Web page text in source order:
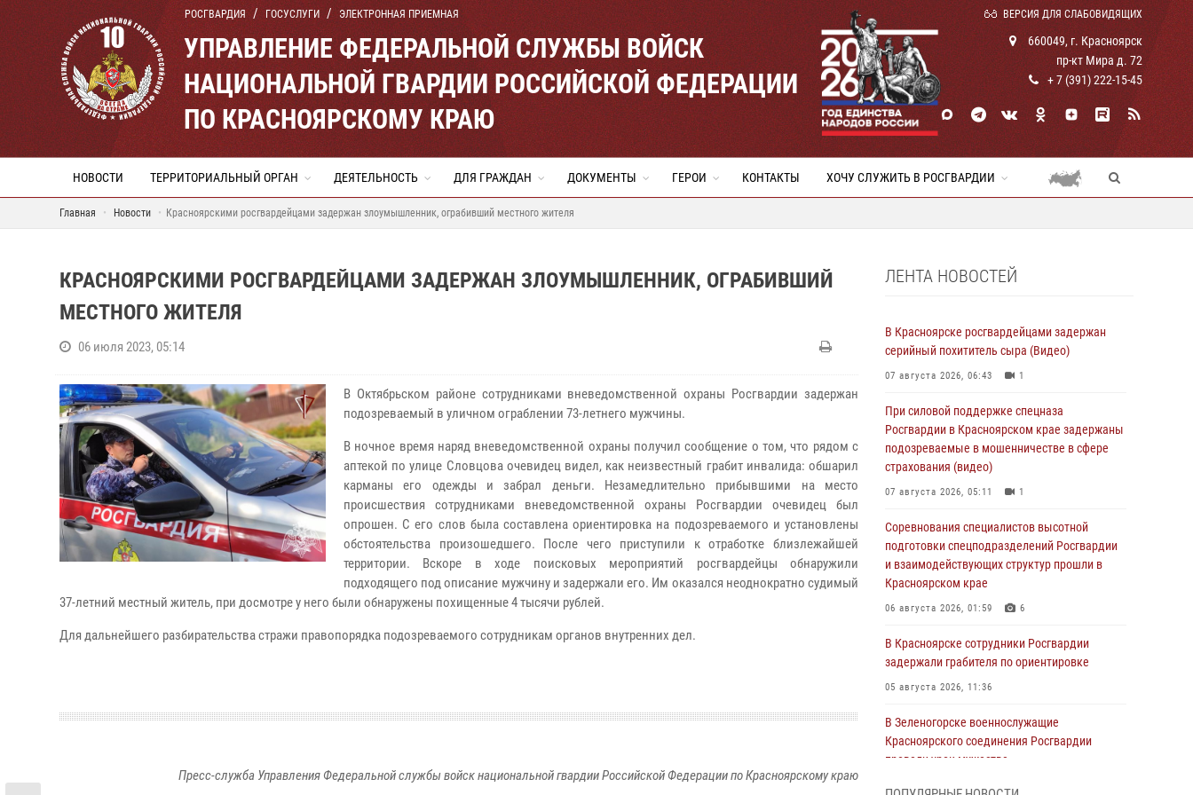
РОСГВАРДИЯ ГОСУСЛУГИ ЭЛЕКТРОННАЯ ПРИЕМНАЯ ВЕРСИЯ ДЛЯ СЛАБОВИДЯЩИХ
УПРАВЛЕНИЕ ФЕДЕРАЛЬНОЙ СЛУЖБЫ ВОЙСК
НАЦИОНАЛЬНОЙ ГВАРДИИ РОССИЙСКОЙ ФЕДЕРАЦИИ
ПО КРАСНОЯРСКОМУ КРАЮ
660049, г. Красноярск
пр-кт Мира д. 72
+ 7 (391) 222-15-45
НОВОСТИ ТЕРРИТОРИАЛЬНЫЙ ОРГАН ДЕЯТЕЛЬНОСТЬ ДЛЯ ГРАЖДАН ДОКУМЕНТЫ ГЕРОИ КОНТАКТЫ ХОЧУ СЛУЖИТЬ В РОСГВАРДИИ
Главная Новости Красноярскими росгвардейцами задержан злоумышленник, ограбивший местного жителя
КРАСНОЯРСКИМИ РОСГВАРДЕЙЦАМИ ЗАДЕРЖАН ЗЛОУМЫШЛЕННИК, ОГРАБИВШИЙ
МЕСТНОГО ЖИТЕЛЯ
06 июля 2023, 05:14
В Октябрьском районе сотрудниками вневедомственной охраны Росгвардии задержан
подозреваемый в уличном ограблении 73-летнего мужчины.
В ночное время наряд вневедомственной охраны получил сообщение о том, что рядом с
аптекой по улице Словцова очевидец видел, как неизвестный грабит инвалида: обшарил
карманы его одежды и забрал деньги. Незамедлительно прибывшими на место
происшествия сотрудниками вневедомственной охраны Росгвардии очевидец был
опрошен. С его слов была составлена ориентировка на подозреваемого и установлены
обстоятельства произошедшего. После чего приступили к отработке близлежайшей
территории. Вскоре в ходе поисковых мероприятий росгвардейцы обнаружили
подходящего под описание мужчину и задержали его. Им оказался неоднократно судимый
37-летний местный житель, при досмотре у него были обнаружены похищенные 4 тысячи рублей.
Для дальнейшего разбирательства стражи правопорядка подозреваемого сотрудникам органов внутренних дел.
Пресс-служба Управления Федеральной службы войск национальной гвардии Российской Федерации по Красноярскому краю
ЛЕНТА НОВОСТЕЙ
В Красноярске росгвардейцами задержан
серийный похититель сыра (Видео)
07 августа 2026, 06:43 1
При силовой поддержке спецназа
Росгвардии в Красноярском крае задержаны
подозреваемые в мошенничестве в сфере
страхования (видео)
07 августа 2026, 05:11 1
Соревнования специалистов высотной
подготовки спецподразделений Росгвардии
и взаимодействующих структур прошли в
Красноярском крае
06 августа 2026, 01:59 6
В Красноярске сотрудники Росгвардии
задержали грабителя по ориентировке
05 августа 2026, 11:36
В Зеленогорске военнослужащие
Красноярского соединения Росгвардии
провели урок мужества